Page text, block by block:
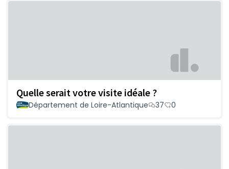
Quelle serait votre visite idéale ?
Département de Loire-Atlantique 37 0